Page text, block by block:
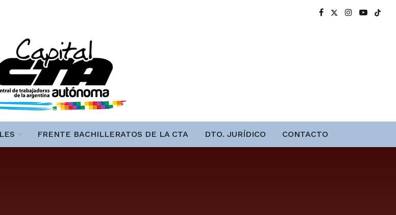
FRENTE BACHILLERATOS DE LA CTA DTO. JURÍDICO CONTACTO